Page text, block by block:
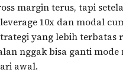
margin terus, tapi
10x dan modal
yang lebih terbatas
nggak bisa ganti
awal.